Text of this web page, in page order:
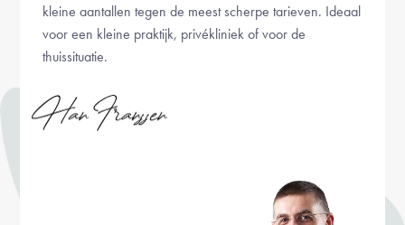
kleine aantallen tegen de meest scherpe tarieven. Ideaal
voor een kleine praktijk, privékliniek of voor de
thuissituatie.